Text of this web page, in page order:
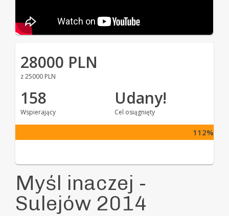
28000 PLN
z 25000 PLN
158
Wspierający
Udany!
Cel osiągnięty
112%
Myśl inaczej -
Sulejów 2014